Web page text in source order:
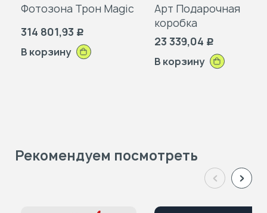
Фотозона Трон Magic
314 801,93 Р
В корзину
Арт Подарочная
коробка
23 339,04 Р
В корзину
Рекомендуем посмотреть